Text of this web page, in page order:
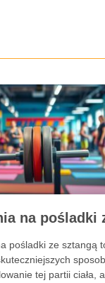
pośladki ze sztangą
tej partii ciała,